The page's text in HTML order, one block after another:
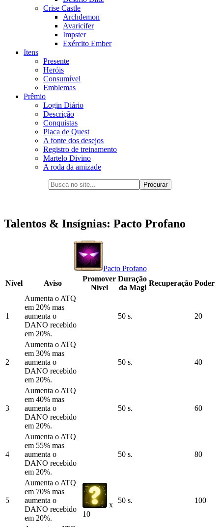
Crise Castle
Archdemon
Avaricifer
Impster
Exército Ember
Itens
Presente
Heróis
Consumível
Emblemas
Prêmio
Login Diário
Descrição
Conquistas
Placa de Quest
A fonte dos desejos
Registro de treinamento
Martelo Divino
A roda da amizade
Talentos & Insígnias: Pacto Profano
Pacto Profano
Nível
Aviso
Promover
Nível
Duração
da Magi
Recuperação Poder
1
Aumenta o ATQ
em 20% mas
aumenta o
DANO recebido
em 20%.
50 s. 20
2
Aumenta o ATQ
em 30% mas
aumenta o
DANO recebido
em 20%.
50 s. 40
3
Aumenta o ATQ
em 40% mas
aumenta o
DANO recebido
em 20%.
50 s. 60
4
Aumenta o ATQ
em 55% mas
aumenta o
DANO recebido
em 20%.
50 s. 80
5
Aumenta o ATQ
em 70% mas
aumenta o
DANO recebido
em 20%.
x
10
50 s. 100